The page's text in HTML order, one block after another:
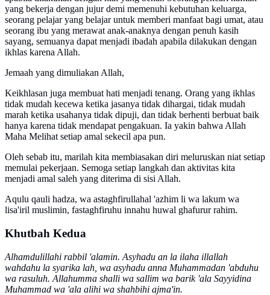
yang bekerja dengan jujur demi memenuhi kebutuhan keluarga,
seorang pelajar yang belajar untuk memberi manfaat bagi umat, atau
seorang ibu yang merawat anak-anaknya dengan penuh kasih
sayang, semuanya dapat menjadi ibadah apabila dilakukan dengan
ikhlas karena Allah.
Jemaah yang dimuliakan Allah,
Keikhlasan juga membuat hati menjadi tenang. Orang yang ikhlas
tidak mudah kecewa ketika jasanya tidak dihargai, tidak mudah
marah ketika usahanya tidak dipuji, dan tidak berhenti berbuat baik
hanya karena tidak mendapat pengakuan. Ia yakin bahwa Allah
Maha Melihat setiap amal sekecil apa pun.
Oleh sebab itu, marilah kita membiasakan diri meluruskan niat setiap
memulai pekerjaan. Semoga setiap langkah dan aktivitas kita
menjadi amal saleh yang diterima di sisi Allah.
Aqulu qauli hadza, wa astaghfirullahal 'azhim li wa lakum wa
lisa'iril muslimin, fastaghfiruhu innahu huwal ghafurur rahim.
Khutbah Kedua
Alhamdulillahi rabbil 'alamin. Asyhadu an la ilaha illallah
wahdahu la syarika lah, wa asyhadu anna Muhammadan 'abduhu
wa rasuluh. Allahumma shalli wa sallim wa barik 'ala Sayyidina
Muhammad wa 'ala alihi wa shahbihi ajma'in.